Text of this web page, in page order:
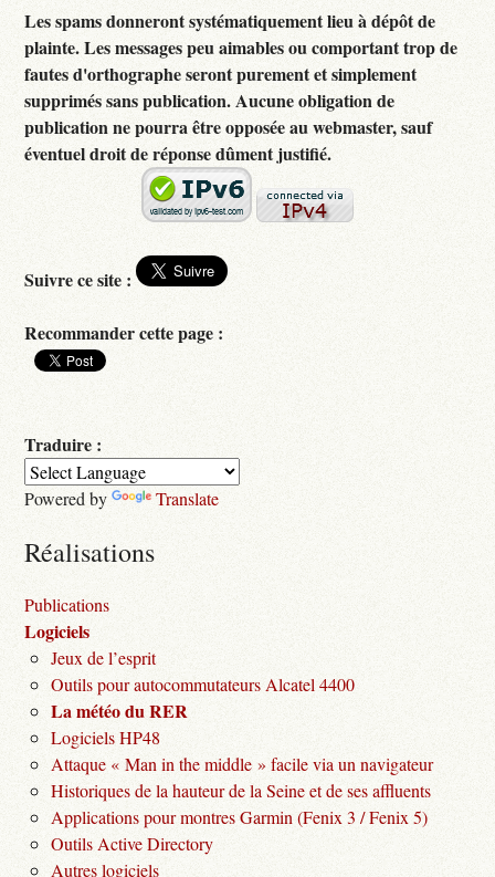
Les spams donneront systématiquement lieu à dépôt de
plainte. Les messages peu aimables ou comportant trop de
fautes d'orthographe seront purement et simplement
supprimés sans publication. Aucune obligation de
publication ne pourra être opposée au webmaster, sauf
éventuel droit de réponse dûment justifié.
Suivre ce site :
Recommander cette page :
Traduire :
Powered by Translate
Réalisations
Publications
Logiciels
Jeux de l’esprit
Outils pour autocommutateurs Alcatel 4400
La météo du RER
Logiciels HP48
Attaque « Man in the middle » facile via un navigateur
Historiques de la hauteur de la Seine et de ses affluents
Applications pour montres Garmin (Fenix 3 / Fenix 5)
Outils Active Directory
Autres logiciels